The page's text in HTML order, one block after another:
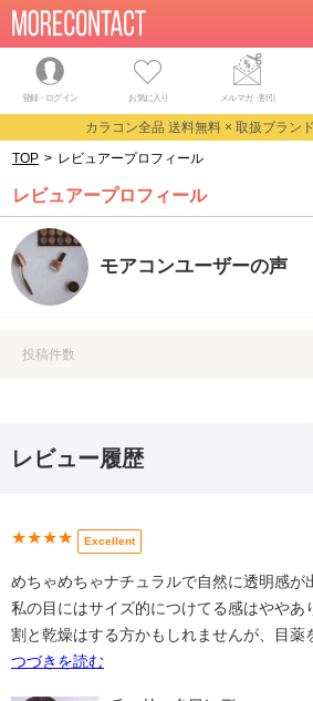
登録・ログイン お気に入り メルマガ・割引
カラコン全品 送料無料 × 取扱ブラン
TOP > レビュアープロフィール
レビュアープロフィール
モアコンユーザーの声
投稿件数
レビュー履歴
★★★★ Excellent
めちゃめちゃナチュラルで自然に透明感が
私の目にはサイズ的につけてる感はややあ
割と乾燥はする方かもしれませんが、目薬
つづきを読む